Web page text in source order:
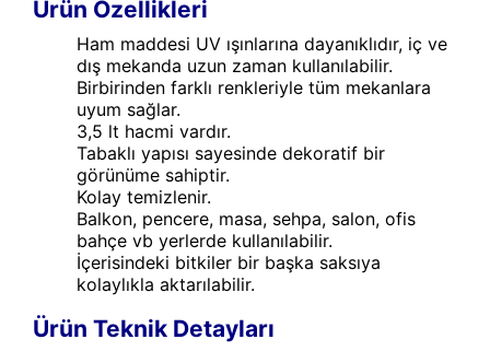
Ürün Özellikleri
Ham maddesi UV ışınlarına dayanıklıdır, iç ve
dış mekanda uzun zaman kullanılabilir.
Birbirinden farklı renkleriyle tüm mekanlara
uyum sağlar.
3,5 lt hacmi vardır.
Tabaklı yapısı sayesinde dekoratif bir
görünüme sahiptir.
Kolay temizlenir.
Balkon, pencere, masa, sehpa, salon, ofis
bahçe vb yerlerde kullanılabilir.
İçerisindeki bitkiler bir başka saksıya
kolaylıkla aktarılabilir.
Ürün Teknik Detayları